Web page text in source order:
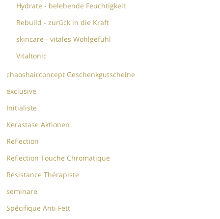
Hydrate - belebende Feuchtigkeit
Rebuild - zurück in die Kraft
skincare - vitales Wohlgefühl
Vitaltonic
chaoshairconcept Geschenkgutscheine
exclusive
Initialiste
Kerastase Aktionen
Reflection
Reflection Touche Chromatique
Résistance Thérapiste
seminare
Spécifique Anti Fett